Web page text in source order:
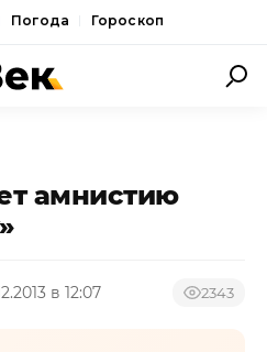
Погода Гороскоп
амнистию
в 12:07 2343